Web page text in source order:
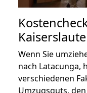
Wenn Sie
nach Latacunga,
verschiedenen
Umzugsguts, den